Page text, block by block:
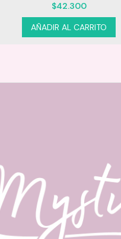
$42.300
AÑADIR AL CARRITO